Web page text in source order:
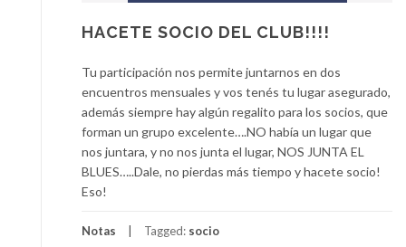
HACETE SOCIO DEL CLUB!!!!
Tu participación nos permite juntarnos en dos
encuentros mensuales y vos tenés tu lugar asegurado,
además siempre hay algún regalito para los socios, que
forman un grupo excelente….NO había un lugar que
nos juntara, y no nos junta el lugar, NOS JUNTA EL
BLUES…..Dale, no pierdas más tiempo y hacete socio!
Eso!
Notas Tagged: socio